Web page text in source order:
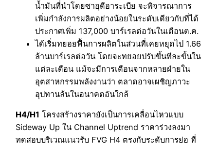
น้ำมันที่นำโดยซาอุดีอาระเบีย จะพิจารณาการ
เพิ่มกำลังการผลิตอย่างน้อยในระดับเดียวกับที่ได้
ประกาศเพิ่ม 137,000 บาร์เรลต่อวันในเดือนต.ค.
ได้เริ่มทยอยฟื้นการผลิตในส่วนที่เคยหยุดไป 1.66
ล้านบาร์เรลต่อวัน โดยจะทยอยปรับขึ้นทีละขั้นใน
แต่ละเดือน แม้จะมีการเตือนจากหลายฝ่ายใน
อุตสาหกรรมพลังงานว่า ตลาดอาจเผชิญภาวะ
อุปทานล้นในอนาคตอันใกล้
H4/H1 โครงสร้างราคายังเป็นการเคลื่อนไหวแบบ
Sideway Up ใน Channel Uptrend ราคาร่วงลงมา
ทดสอบบริเวณแนวรับ FVG H4 ตรงกับระดับการย่อ ที่